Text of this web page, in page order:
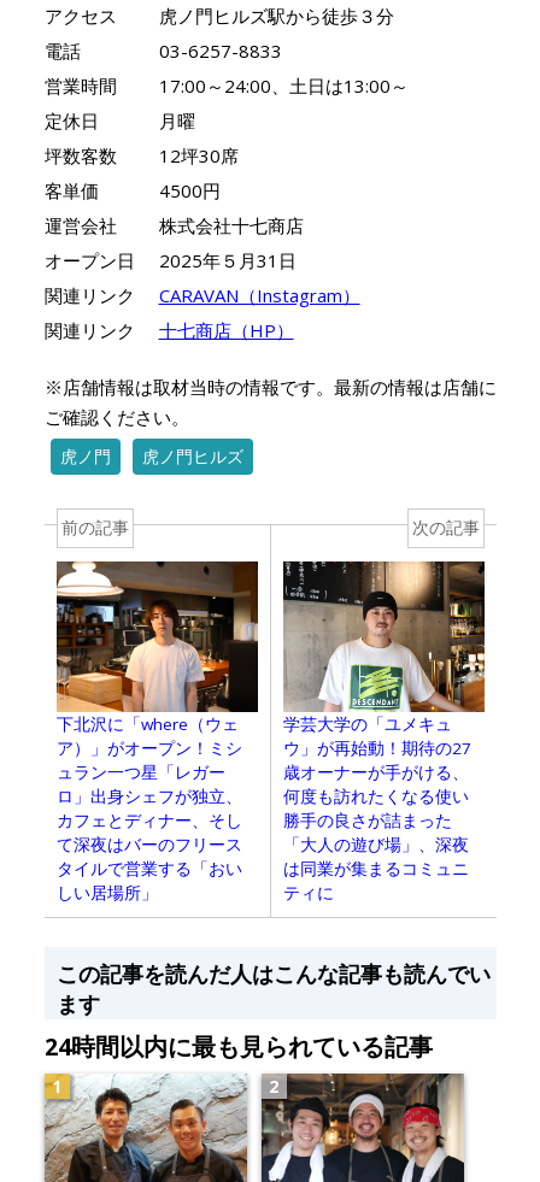
アクセス
虎ノ門ヒルズ駅から徒歩３分
電話
03-6257-8833
営業時間
17:00～24:00、土日は13:00～
定休日
月曜
坪数客数
12坪30席
客単価
4500円
運営会社
株式会社十七商店
オープン日
2025年５月31日
関連リンク
CARAVAN（Instagram）
関連リンク
十七商店（HP）
※店舗情報は取材当時の情報です。最新の情報は店舗に
ご確認ください。
虎ノ門 虎ノ門ヒルズ
前の記事
下北沢に「where（ウェ
ア）」がオープン！ミシ
ュラン一つ星「レガー
ロ」出身シェフが独立、
カフェとディナー、そし
て深夜はバーのフリース
タイルで営業する「おい
しい居場所」
次の記事
学芸大学の「ユメキュ
ウ」が再始動！期待の27
歳オーナーが手がける、
何度も訪れたくなる使い
勝手の良さが詰まった
「大人の遊び場」、深夜
は同業が集まるコミュニ
ティに
この記事を読んだ人はこんな記事も読んでい
ます
24時間以内に最も見られている記事